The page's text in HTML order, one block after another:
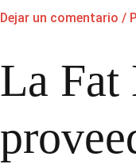
Dejar un comentario /
La Fat